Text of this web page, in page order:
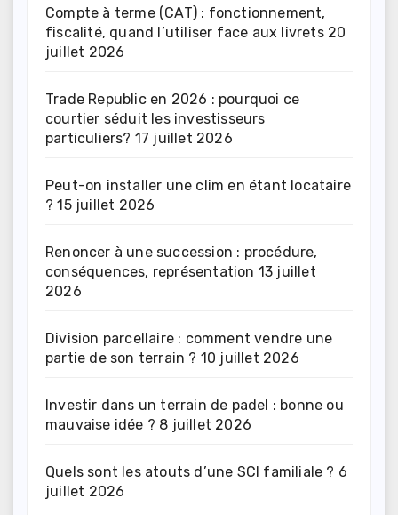
Compte à terme (CAT) : fonctionnement,
fiscalité, quand l’utiliser face aux livrets 20
juillet 2026
Trade Republic en 2026 : pourquoi ce
courtier séduit les investisseurs
particuliers? 17 juillet 2026
Peut-on installer une clim en étant locataire
? 15 juillet 2026
Renoncer à une succession : procédure,
conséquences, représentation 13 juillet
2026
Division parcellaire : comment vendre une
partie de son terrain ? 10 juillet 2026
Investir dans un terrain de padel : bonne ou
mauvaise idée ? 8 juillet 2026
Quels sont les atouts d’une SCI familiale ? 6
juillet 2026